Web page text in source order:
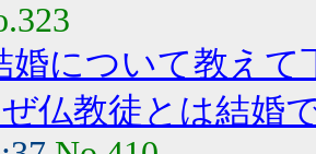
婚について教えて
仏教徒とは結婚